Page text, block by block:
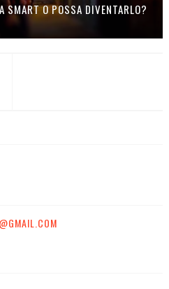
SMART O POSSA DIVENTARLO?